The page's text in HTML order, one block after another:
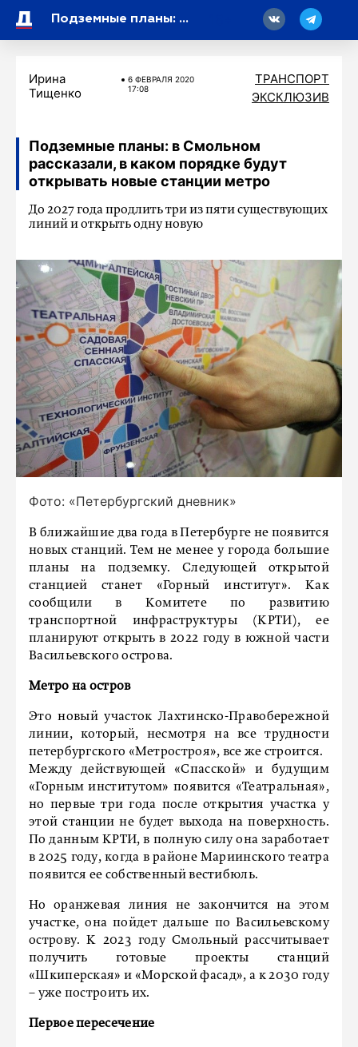
Подземные планы: в Смольном рассказали, в каком порядке будут открывать новые станции метро
Ирина
Тищенко
6 ФЕВРАЛЯ 2020
17:08
ТРАНСПОРТ
ЭКСКЛЮЗИВ
Подземные планы: в Смольном
рассказали, в каком порядке будут
открывать новые станции метро
До 2027 года продлить три из пяти существующих
линий и открыть одну новую
Фото: «Петербургский дневник»
В ближайшие два года в Петербурге не появится
новых станций. Тем не менее у города большие
планы на подземку. Следующей открытой
станцией станет «Горный институт». Как
сообщили в Комитете по развитию
транспортной инфраструктуры (КРТИ), ее
планируют открыть в 2022 году в южной части
Васильевского острова.
Метро на остров
Это новый участок Лахтинско-Правобережной
линии, который, несмотря на все трудности
петербургского «Метростроя», все же строится.
Между действующей «Спасской» и будущим
«Горным институтом» появится «Театральная»,
но первые три года после открытия участка у
этой станции не будет выхода на поверхность.
По данным КРТИ, в полную силу она заработает
в 2025 году, когда в районе Мариинского театра
появится ее собственный вестибюль.
Но оранжевая линия не закончится на этом
участке, она пойдет дальше по Васильевскому
острову. К 2023 году Смольный рассчитывает
получить готовые проекты станций
«Шкиперская» и «Морской фасад», а к 2030 году
– уже построить их.
Первое пересечение